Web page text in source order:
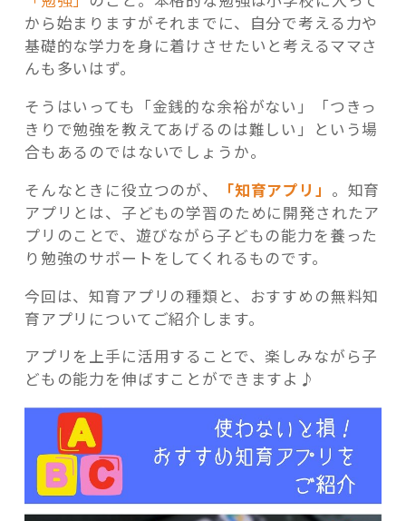
記事検索
から始まりますがそれまでに、自分で考える力や
基礎的な学力を身に着けさせたいと考えるママさ
んも多いはず。
そうはいっても「金銭的な余裕がない」「つきっ
きりで勉強を教えてあげるのは難しい」という場
合もあるのではないでしょうか。
そんなときに役立つのが、
「知育アプリ」 。知育
アプリとは、子どもの学習のために開発されたア
プリのことで、遊びながら子どもの能力を養った
り勉強のサポートをしてくれるものです。
今回は、知育アプリの種類と、おすすめの無料知
育アプリについてご紹介します。
アプリを上手に活用することで、楽しみながら子
どもの能力を伸ばすことができますよ♪